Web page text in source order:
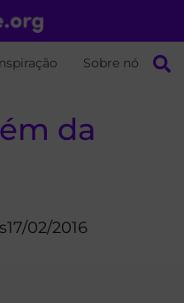
Sobre nós
da
17/02/2016